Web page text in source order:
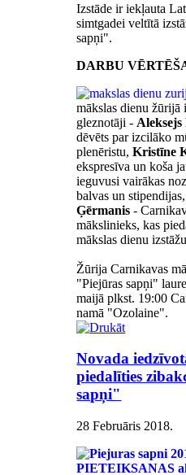
Izstāde ir iekļauta
simtgadei veltītā
sapņi".
DARBU
mākslas dienu žūrijā
gleznotāji - Aleksejs
dēvēts par izcilāko
plenēristu,Kristīne
ekspresīva un koša
ieguvusi vairākas
balvas un
Ģērmanis-
mākslinieks, kas
mākslas dienu
Žūrija Carnikavas
"Piejūras sapņi"
maijā plkst. 19:00
namā "Ozolaine".
Novada
piedalīties
sapņi"
28 Februāris 2018.